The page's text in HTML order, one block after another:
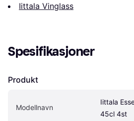
Iittala Vinglass
Spesifikasjoner
Produkt
Modellnavn
Iittala
45cl 4st